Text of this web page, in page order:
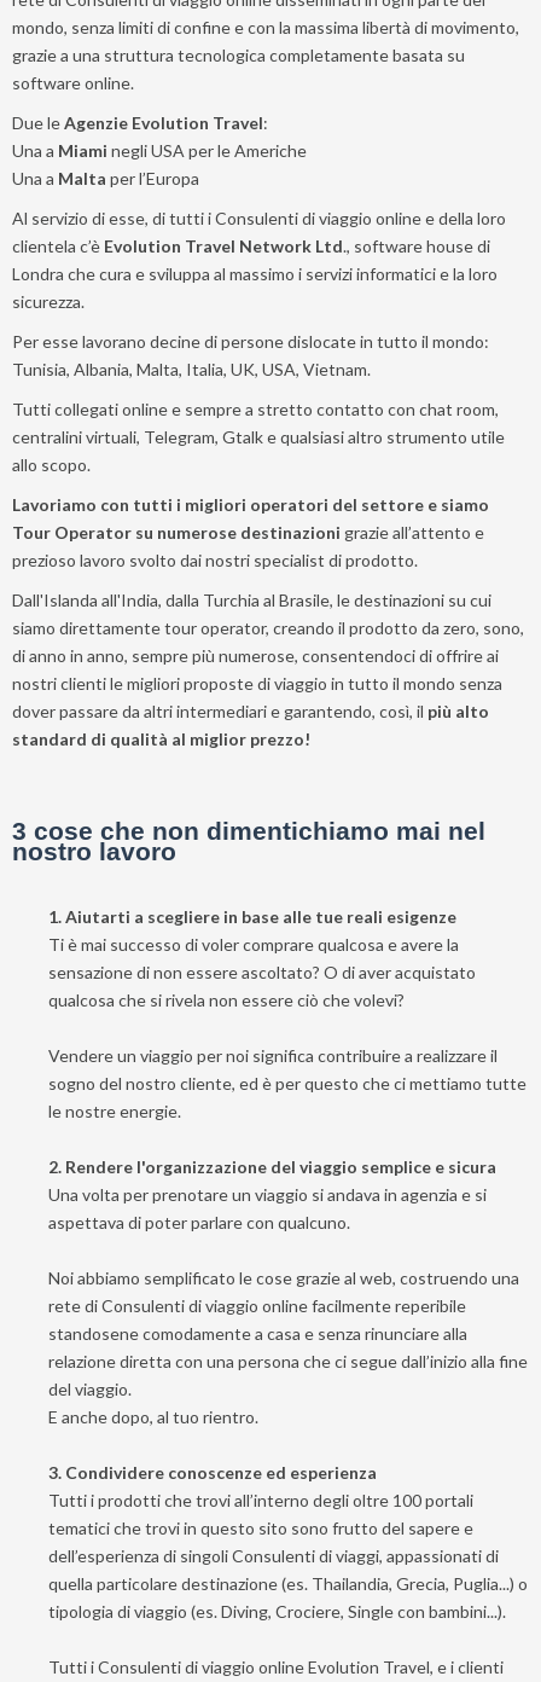
Lascia
la
email
e
ti
invieremo
gratuitamente
6
suggerimenti
che
nessuno
mai...
Privacy
la tua
privacy)
mondo, senza limiti di confine e con la massima libertà di movimento,
grazie a una struttura tecnologica completamente basata su
software online.
Due leAgenzie Evolution Travel:
Una a Miami negli USA per le Americhe
Una a Malta per l’Europa
Al servizio di esse, di tutti i Consulenti di viaggio online e della loro
clientela c’è Evolution Travel Network Ltd., software house di
Londra che cura e sviluppa al massimo i servizi informatici e la loro
sicurezza.
Per esse lavorano decine di persone dislocate in tutto il mondo:
Tunisia, Albania, Malta, Italia, UK, USA, Vietnam.
Tutti collegati online e sempre a stretto contatto con chat room,
centralini virtuali, Telegram, Gtalk e qualsiasi altro strumento utile
allo scopo.
Lavoriamo con tutti i migliori operatori del settore e siamo
Tour Operator su numerose destinazioni grazie all’attento e
prezioso lavoro svolto dai nostri specialist di prodotto.
Dall'Islanda all'India, dalla Turchia al Brasile, le destinazioni su cui
siamo direttamente tour operator, creando il prodotto da zero, sono,
di anno in anno, sempre più numerose, consentendoci di offrire ai
nostri clienti le migliori proposte di viaggio in tutto il mondo senza
dover passare da altri intermediari e garantendo, così, il più alto
standard di qualità al miglior prezzo!
3 cose che non dimentichiamo mai nel
nostro lavoro
1. Aiutarti a scegliere in base alle tue reali esigenze
Ti è mai successo di voler comprare qualcosa e avere la
sensazione di non essere ascoltato? O di aver acquistato
qualcosa che si rivela non essere ciò che volevi?
Vendere un viaggio per noi significa contribuire a realizzare il
sogno del nostro cliente, ed è per questo che ci mettiamo tutte
le nostre energie.
2. Rendere l'organizzazione del viaggio semplice e sicura
Una volta per prenotare un viaggio si andava in agenzia e si
aspettava di poter parlare con qualcuno.
Noi abbiamo semplificato le cose grazie al web, costruendo una
rete di Consulenti di viaggio online facilmente reperibile
standosene comodamente a casa e senza rinunciare alla
relazione diretta con una persona che ci segue dall’inizio alla fine
del viaggio.
E anche dopo, al tuo rientro.
3. Condividere conoscenze ed esperienza
Tutti i prodotti che trovi all’interno degli oltre 100 portali
tematici che trovi in questo sito sono frutto del sapere e
dell’esperienza di singoli Consulenti di viaggi, appassionati di
quella particolare destinazione (es. Thailandia, Grecia, Puglia...) o
tipologia di viaggio (es. Diving, Crociere, Single con bambini...).
Tutti i Consulenti di viaggio online Evolution Travel, e i clienti